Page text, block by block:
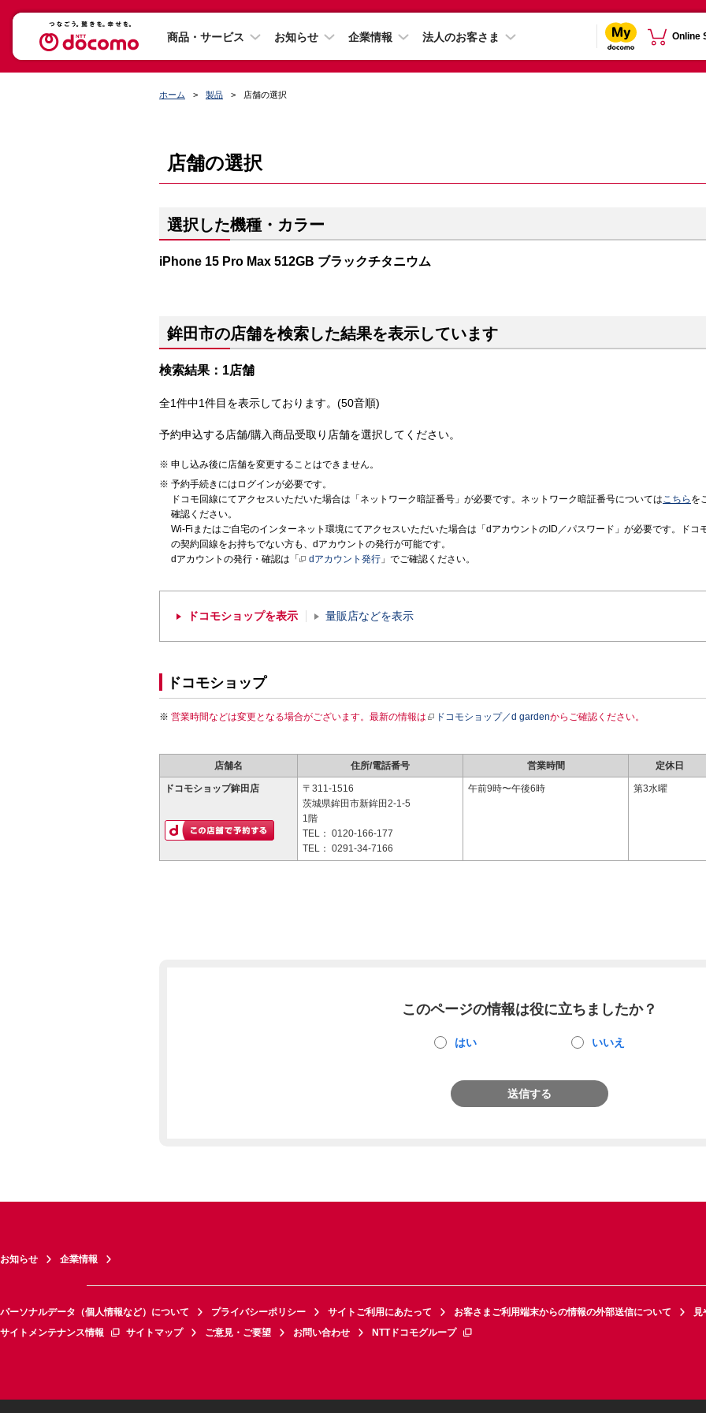
商品・サービス お知らせ 企業情報 法人のお客さま Online
ホーム 製品 店舗の選択
店舗の選択
選択した機種・カラー
iPhone 15 Pro Max 512GB ブラックチタニウム
鉾田市の店舗を検索した結果を表示しています
検索結果：1店舗
全1件中1件目を表示しております。(50音順)
予約申込する店舗/購入商品受取り店舗を選択してください。
申し込み後に店舗を変更することはできません。
予約手続きにはログインが必要です。
ドコモ回線にてアクセスいただいた場合は「ネットワーク暗証番号」が必要です。ネットワーク暗証番号についてはこちら を
確認ください。
Wi-Fiまたはご自宅のインターネット環境にてアクセスいただいた場合は「dアカウントのID／パスワード」が必要です。ドコ
の契約回線をお持ちでない方も、dアカウントの発行が可能です。
dアカウントの発行・確認は「
dアカウント発行 」でご確認ください。
ドコモショップを表示 量販店などを表示
ドコモショップ
営業時間などは変更となる場合がございます。最新の情報は ドコモショップ／d gardenからご確認ください。
店舗名 住所/電話番号 営業時間 定休日
ドコモショップ鉾田店
〒311-1516
茨城県鉾田市新鉾田2-1-5
1階
TEL： 0120-166-177
TEL： 0291-34-7166
午前9時〜午後6時 第3水曜
このページの情報は役に立ちましたか？
はい いいえ
送信する
お知らせ 企業情報
パーソナルデータ（個人情報など）について プライバシーポリシー サイトご利用にあたって お客さまご利用端末からの情報の外部送信について
見
サイトメンテナンス情報
サイトマップ ご意見・ご要望 お問い合わせ NTTドコモグループ